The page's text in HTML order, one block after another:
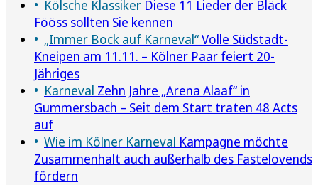
Kölsche Klassiker Diese 11 Lieder der Bläck
Fööss sollten Sie kennen
„Immer Bock auf Karneval“Volle Südstadt-
Kneipen am 11.11. – Kölner Paar feiert 20-
Jähriges
Karneval Zehn Jahre „Arena Alaaf“ in
Gummersbach – Seit dem Start traten 48 Acts
auf
Wie im Kölner Karneval Kampagne möchte
Zusammenhalt auch außerhalb des Fastelovends
fördern